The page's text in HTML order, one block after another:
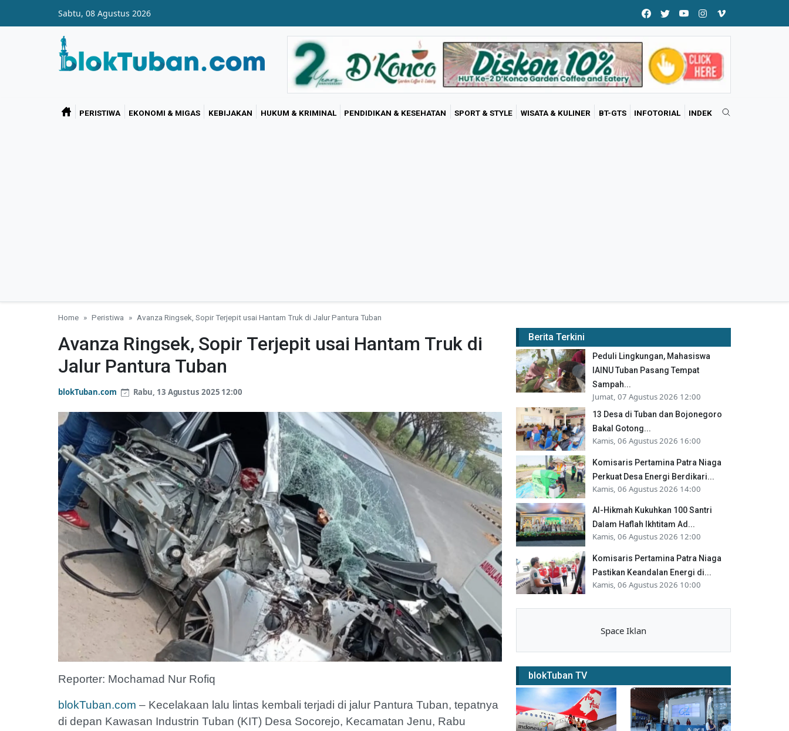
Sabtu, 08 Agustus 2026
PERISTIWA EKONOMI & MIGAS KEBIJAKAN HUKUM & KRIMINAL PENDIDIKAN & KESEHATAN SPORT & STYLE WISATA & KULINER BT-GTS INFOTORIAL INDEK
Home Peristiwa Avanza Ringsek, Sopir Terjepit usai Hantam Truk di Jalur Pantura Tuban
Avanza Ringsek, Sopir Terjepit usai Hantam Truk di
Jalur Pantura Tuban
blokTuban.com Rabu, 13 Agustus 2025 12:00
Reporter: Mochamad Nur Rofiq
blokTuban.com – Kecelakaan lalu lintas kembali terjadi di jalur Pantura Tuban, tepatnya
di depan Kawasan Industrin Tuban (KIT) Desa Socorejo, Kecamatan Jenu, Rabu
Berita Terkini
Peduli Lingkungan, Mahasiswa
IAINU Tuban Pasang Tempat
Sampah...
Jumat, 07 Agustus 2026 12:00
13 Desa di Tuban dan Bojonegoro
Bakal Gotong...
Kamis, 06 Agustus 2026 16:00
Komisaris Pertamina Patra Niaga
Perkuat Desa Energi Berdikari...
Kamis, 06 Agustus 2026 14:00
Al-Hikmah Kukuhkan 100 Santri
Dalam Haflah Ikhtitam Ad...
Kamis, 06 Agustus 2026 12:00
Komisaris Pertamina Patra Niaga
Pastikan Keandalan Energi di...
Kamis, 06 Agustus 2026 10:00
Space Iklan
blokTuban TV